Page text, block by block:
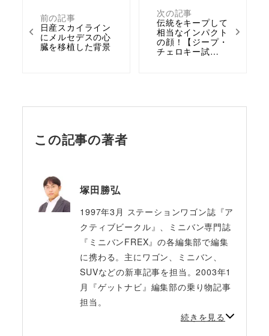
前の記事
日産スカイライン
にメルセデスの心
臓を移植した背景
次の記事
伝統をキープして
相当なインパクト
の顔！【ジープ・
チェロキー試…
この記事の著者
塚田勝弘
1997年3月 ステーションワゴン誌『ア
クティブビークル』、ミニバン専門誌
『ミニバンFREX』の各編集部で編集
に携わる。主にワゴン、ミニバン、
SUVなどの新車記事を担当。2003年1
月『ゲットナビ』編集部の乗り物記事
担当。
続きを見る